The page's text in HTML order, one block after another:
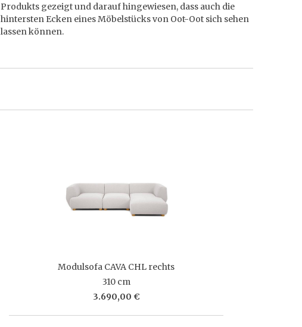
Produkts gezeigt und darauf hingewiesen, dass auch die
hintersten Ecken eines Möbelstücks von Oot-Oot sich sehen
lassen können.
Modulsofa CAVA CHL rechts
310 cm
3.690,00 €